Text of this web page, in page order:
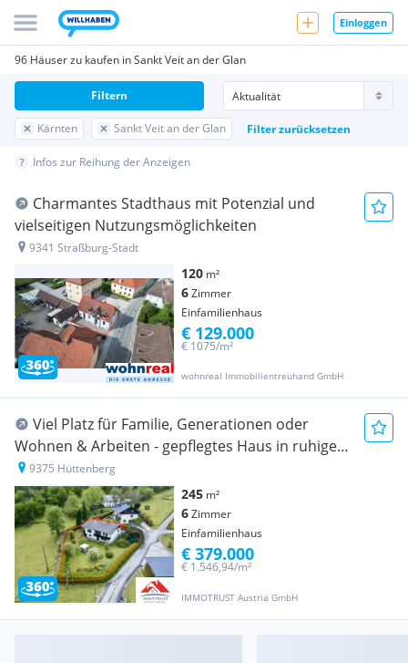
Einloggen
96 Häuser zu kaufen in Sankt Veit an der Glan
Kärnten Sankt Veit an der Glan Filter zurücksetzen
Filtern
Infos zur Reihung der Anzeigen
Charmantes Stadthaus mit Potenzial und
vielseitigen Nutzungsmöglichkeiten
9341 Straßburg-Stadt
120 m²
6Zimmer
Einfamilienhaus
wohnreal Immobilientreuhand GmbH
€ 1075/m²
€ 129.000
Viel Platz für Familie, Generationen oder
Wohnen & Arbeiten - gepflegtes Haus in ruhiger
Grünlage in Hüttenberg
9375 Hüttenberg
245 m²
6Zimmer
Einfamilienhaus
IMMOTRUST Austria GmbH
€ 1.546,94/m²
€ 379.000